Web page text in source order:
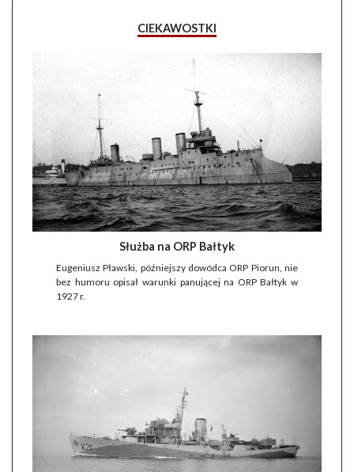
CIEKAWOSTKI
Służba na ORP Bałtyk
Eugeniusz Pławski, późniejszy dowódca ORP Piorun, nie
bez humoru opisał warunki panującej na ORP Bałtyk w
1927 r.